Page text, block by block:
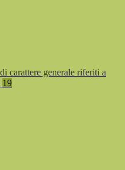
carattere generale riferiti a
19